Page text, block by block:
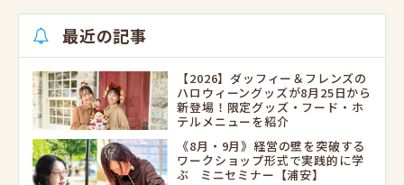
最近の記事
【2026】ダッフィー＆フレンズの
ハロウィーングッズが8月25日から
新登場！限定グッズ・フード・ホ
テルメニューを紹介
《8月・9月》経営の壁を突破する
ワークショップ形式で実践的に学
ぶ ミニセミナー【浦安】